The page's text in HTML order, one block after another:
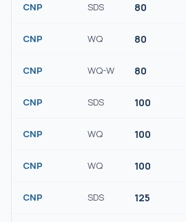
CNP SDS 80
CNP WQ 80
CNP WQ-W 80
CNP SDS 100
CNP WQ 100
CNP WQ 100
CNP SDS 125